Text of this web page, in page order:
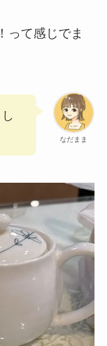
って感じでま
なだまま